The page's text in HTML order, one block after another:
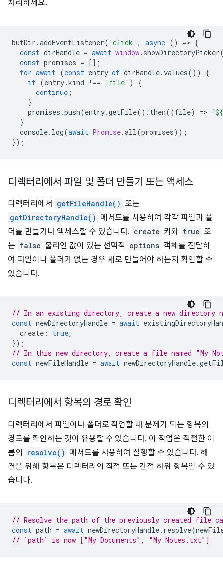
처리하세요.
butDir .addEventListener( 'click' , async () => {
const dirHandle = await window. showDirectoryPicker
const promises = [];
for await (const entry of dirHandle.values())
{
if (entry.kind !== 'file' )
{
continue ;
}
promises .push(entry.getFile(). then((file) => `${
}
console. log(await Promise.all(promises));
});
디렉터리에서 파일 및 폴더 만들기 또는 액세스
디렉터리에서 getFileHandle() 또는
getDirectoryHandle() 메서드를 사용하여 각각 파일과 폴
더를 만들거나 액세스할 수 있습니다. create 키와 true 또
는 false 불리언 값이 있는 선택적 options 객체를 전달하
여 파일이나 폴더가 없는 경우 새로 만들어야 하는지 확인할 수
있습니다.
// In an existing directory, create a new directory
const newDirectoryHandle = await
create : true,
});
// In this new directory, create a file named "My
const newFileHandle = await newDirectoryHandle.
디렉터리에서 항목의 경로 확인
디렉터리에서 파일이나 폴더로 작업할 때 문제가 되는 항목의
경로를 확인하는 것이 유용할 수 있습니다. 이 작업은 적절한 이
름의
resolve() 메서드를 사용하여 실행할 수 있습니다. 해
결을 위해 항목은 디렉터리의 직접 또는 간접 하위 항목일 수 있
습니다.
// Resolve the path of the previously created file
const path = await newDirectoryHandle. resolve(
// `path` is now ["My Documents", "My Notes.txt"]